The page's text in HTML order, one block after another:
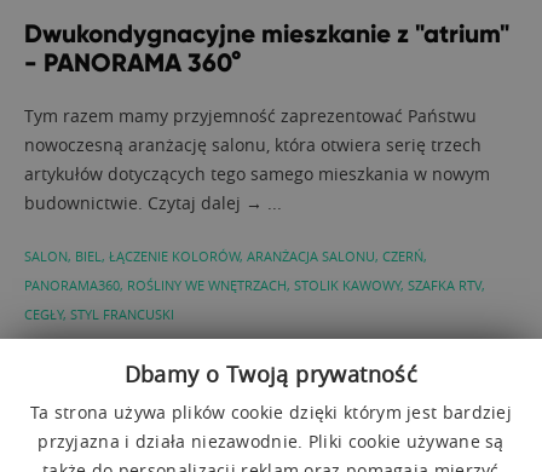
Dwukondygnacyjne mieszkanie z "atrium"
- PANORAMA 360°
Tym razem mamy przyjemność zaprezentować Państwu
nowoczesną aranżację salonu, która otwiera serię trzech
artykułów dotyczących tego samego mieszkania w nowym
budownictwie. Czytaj dalej → ...
SALON, BIEL, ŁĄCZENIE KOLORÓW, ARANŻACJA SALONU, CZERŃ,
PANORAMA360, ROŚLINY WE WNĘTRZACH, STOLIK KAWOWY, SZAFKA RTV,
CEGŁY, STYL FRANCUSKI
Dbamy o Twoją prywatność
Ta strona używa plików cookie dzięki którym jest bardziej
przyjazna i działa niezawodnie. Pliki cookie używane są